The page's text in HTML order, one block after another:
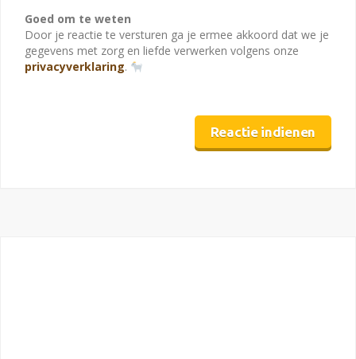
Goed om te weten
Door je reactie te versturen ga je ermee akkoord dat we je
gegevens met zorg en liefde verwerken volgens onze
privacyverklaring.